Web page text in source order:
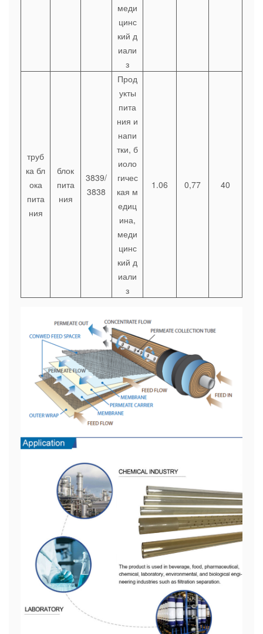
меди
цинс
кий д
иали
з
труб
ка бл
ока
пита
ния
блок
пита
ния
3839/
3838
Прод
укты
пита
ния и
напи
тки, б
иоло
гичес
кая м
едиц
ина,
меди
цинс
кий д
иали
з
1.06 0,77 40